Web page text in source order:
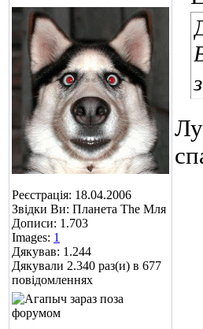
Реєстрація: 18.04.2006
Звідки Ви: Планета The Мля
Дописи: 1.703
Images: 1
Дякував: 1.244
Дякували 2.340 раз(и) в 677
повідомленнях